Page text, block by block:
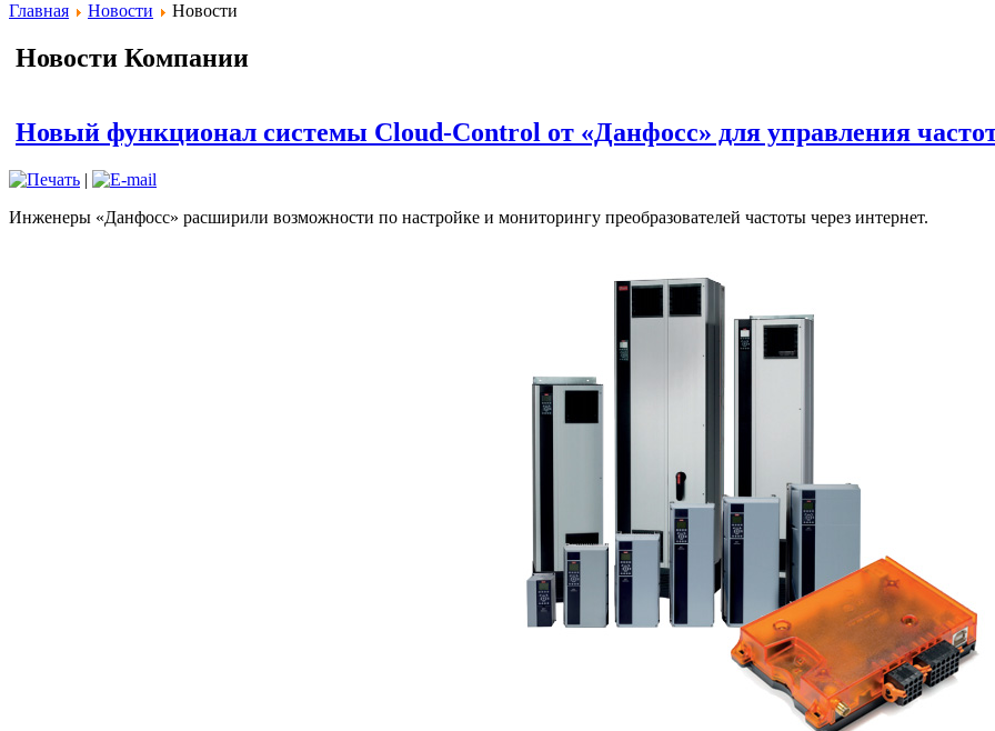
Главная
Новости Новости
Новости Компании
Новый функционал системы Cloud-Control от «Данфосс» для управления
|
Инженеры «Данфосс» расширили возможности по настройке и мониторингу преобразователей частоты через интернет.